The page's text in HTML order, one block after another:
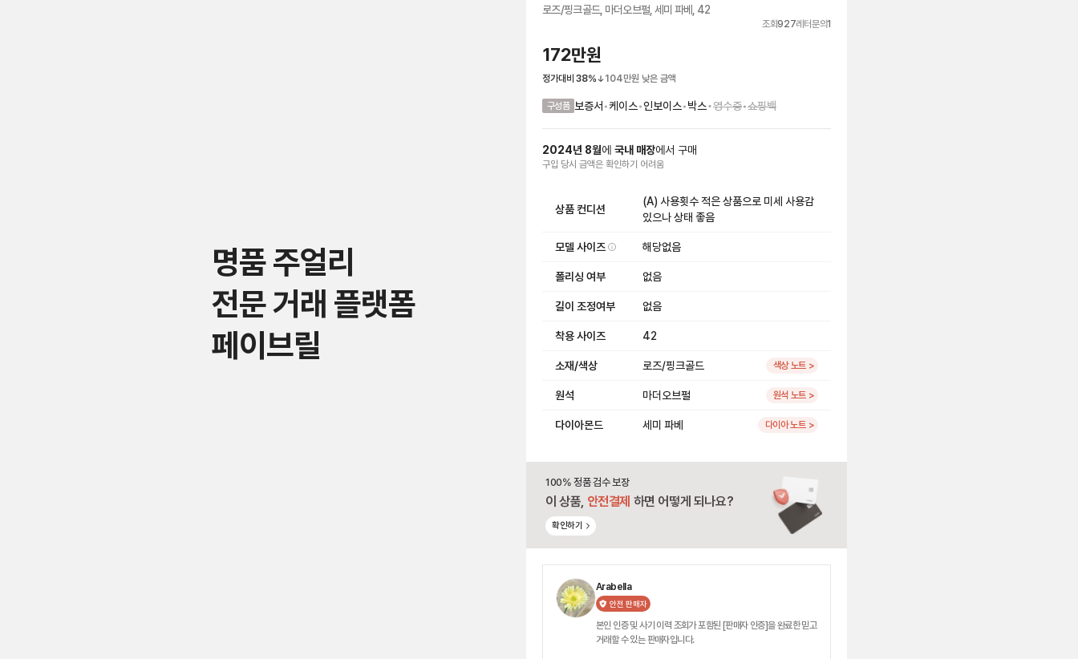
명품 주얼리
전문 거래 플랫폼
페이브릴
로즈/핑크골드, 마더오브펄, 세미 파베, 42
조회927레터문의1
172만원
정가대비 38% 104만원 낮은 금액
구성품 보증서 •케이스•인보이스•박스•영수증•쇼핑백
2024년 8월에 국내 매장에서 구매
구입 당시 금액은 확인하기 어려움
상품 컨디션
(A) 사용횟수 적은 상품으로 미세 사용감
있으나 상태 좋음
모델 사이즈 해당없음
폴리싱 여부 없음
길이 조정여부 없음
착용 사이즈 42
소재/색상 로즈/핑크골드 색상 노트 >
원석 마더오브펄 원석 노트 >
다이아몬드 세미 파베 다이아 노트 >
100% 정품 검수 보장
이 상품, 안전결제 하면 어떻게 되나요?
확인하기
Arabella
안전 판매자
본인 인증 및 사기 이력 조회가 포함된 [판매자 인증]을 완료한 믿고
거래할 수 있는 판매자입니다.